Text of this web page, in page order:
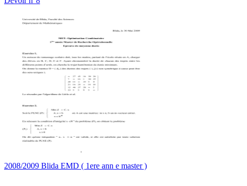
2008/2009 Blida EMD ( 1ere ann e master )